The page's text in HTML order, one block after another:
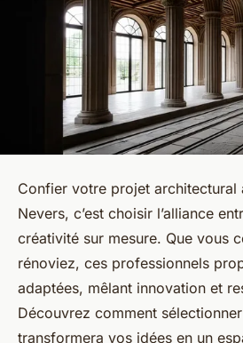
Confier votre projet architectural
Nevers, c’est choisir l’alliance
créativité sur mesure. Que vous
rénoviez, ces professionnels
adaptées, mêlant innovation et
Découvrez comment
transformera vos idées en un